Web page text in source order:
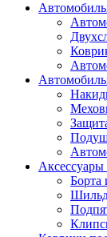
Борта